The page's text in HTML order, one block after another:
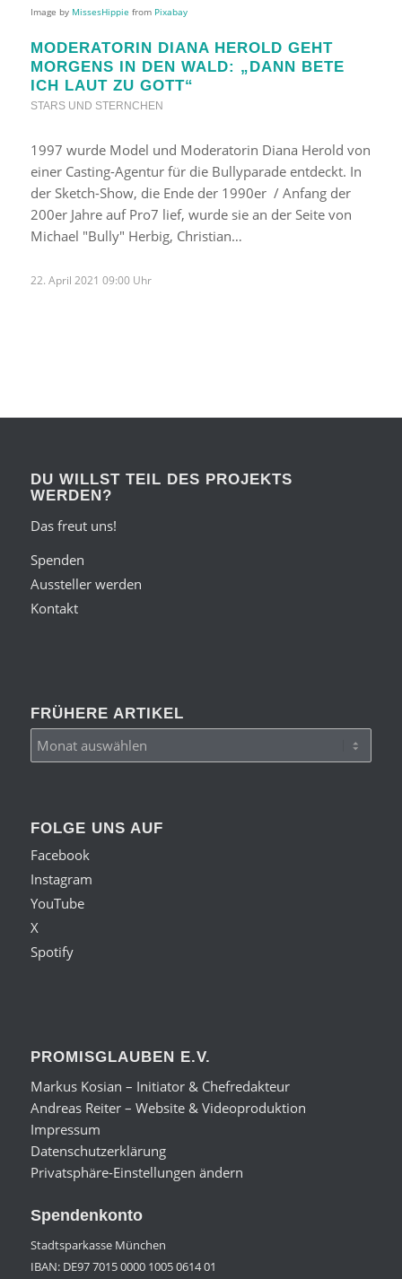
Image by MissesHippie from Pixabay
MODERATORIN DIANA HEROLD GEHT
MORGENS IN DEN WALD: „DANN BETE
ICH LAUT ZU GOTT“
STARS UND STERNCHEN
1997 wurde Model und Moderatorin Diana Herold von
einer Casting-Agentur für die Bullyparade entdeckt. In
der Sketch-Show, die Ende der 1990er / Anfang der
200er Jahre auf Pro7 lief, wurde sie an der Seite von
Michael "Bully" Herbig, Christian…
22. April 2021 09:00 Uhr
DU WILLST TEIL DES PROJEKTS
WERDEN?
Das freut uns!
Spenden
Aussteller werden
Kontakt
FRÜHERE ARTIKEL
FOLGE UNS AUF
Facebook
Instagram
YouTube
X
Spotify
PROMISGLAUBEN E.V.
Markus Kosian – Initiator & Chefredakteur
Andreas Reiter – Website & Videoproduktion
Impressum
Datenschutzerklärung
Privatsphäre-Einstellungen ändern
Spendenkonto
Stadtsparkasse München
IBAN: DE97 7015 0000 1005 0614 01